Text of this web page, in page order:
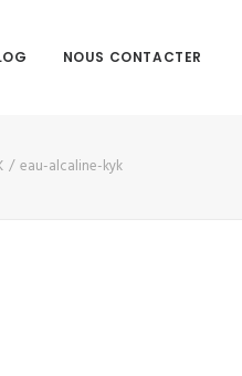
NOUS CONTACTER
eau-alcaline-kyk